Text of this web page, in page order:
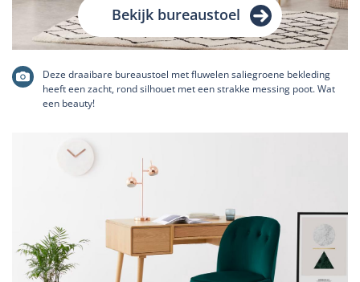
Bekijk bureaustoel
Deze draaibare bureaustoel met fluwelen saliegroene bekleding
heeft een zacht, rond silhouet met een strakke messing poot. Wat
een beauty!